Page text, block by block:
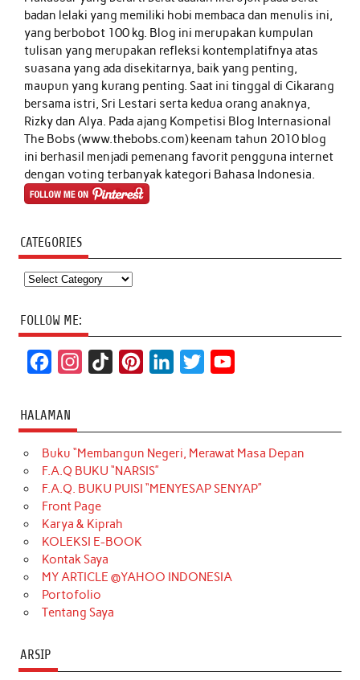
badan lelaki yang memiliki hobi membaca dan menulis ini,
yang berbobot 100 kg. Blog ini merupakan kumpulan
tulisan yang merupakan refleksi kontemplatifnya atas
suasana yang ada disekitarnya, baik yang penting,
maupun yang kurang penting. Saat ini tinggal di Cikarang
bersama istri, Sri Lestari serta kedua orang anaknya,
Rizky dan Alya. Pada ajang Kompetisi Blog Internasional
The Bobs (www.thebobs.com) keenam tahun 2010 blog
ini berhasil menjadi pemenang favorit pengguna internet
dengan voting terbanyak kategori Bahasa Indonesia.
CATEGORIES
Categories
FOLLOW ME:
c
e
b
o
o
k
t
a
g
r
a
m
T
o
k
t
e
r
k
e
d
t
t
e
T
u
b
HALAMAN
Buku “Membangun Negeri, Merawat Masa Depan
F.A.Q BUKU “NARSIS”
F.A.Q. BUKU PUISI “MENYESAP SENYAP”
Front Page
Karya & Kiprah
KOLEKSI E-BOOK
Kontak Saya
MY ARTICLE @YAHOO INDONESIA
Portofolio
Tentang Saya
ARSIP